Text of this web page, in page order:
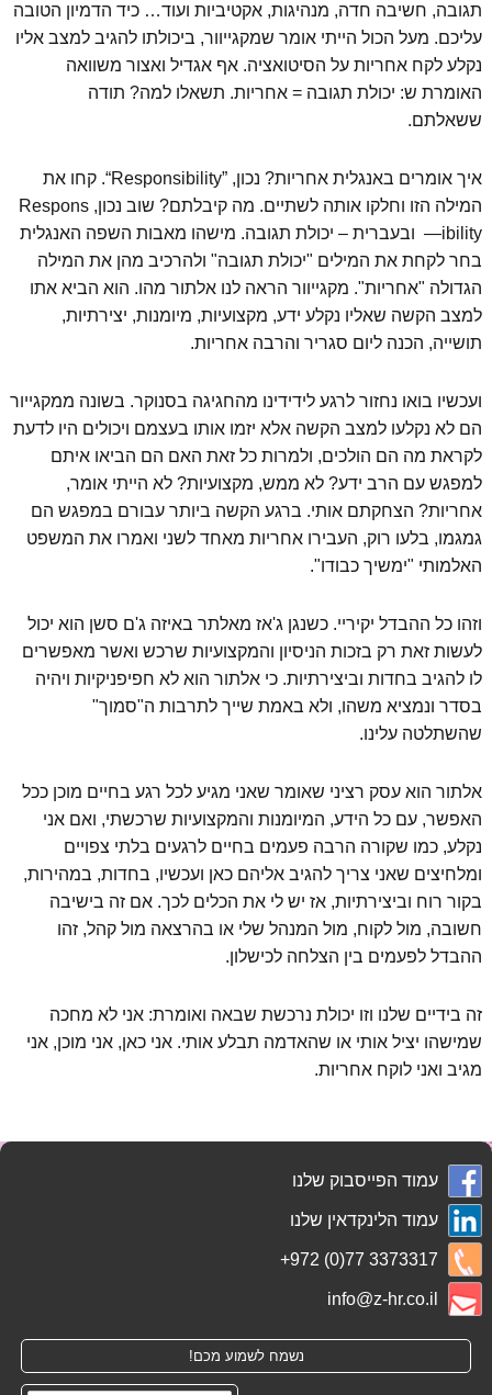
תגובה, חשיבה חדה, מנהיגות, אקטיביות ועוד… כיד הדמיון הטובה
עליכם. מעל הכול הייתי אומר שמקגייוור, ביכולתו להגיב למצב אליו
נקלע לקח אחריות על הסיטואציה. אף אגדיל ואצור משוואה
האומרת ש: יכולת תגובה = אחריות. תשאלו למה? תודה
ששאלתם.
איך אומרים באנגלית אחריות? נכון, ”Responsibility“. קחו את
המילה הזו וחלקו אותה לשתיים. מה קיבלתם? שוב נכון, Respons
—ibility ובעברית – יכולת תגובה. מישהו מאבות השפה האנגלית
בחר לקחת את המילים "יכולת תגובה" ולהרכיב מהן את המילה
הגדולה "אחריות". מקגייוור הראה לנו אלתור מהו. הוא הביא אתו
למצב הקשה שאליו נקלע ידע, מקצועיות, מיומנות, יצירתיות,
תושייה, הכנה ליום סגריר והרבה אחריות.
ועכשיו בואו נחזור לרגע לידידינו מהחגיגה בסנוקר. בשונה ממקגייור
הם לא נקלעו למצב הקשה אלא יזמו אותו בעצמם ויכולים היו לדעת
לקראת מה הם הולכים, ולמרות כל זאת האם הם הביאו איתם
למפגש עם הרב ידע? לא ממש, מקצועיות? לא הייתי אומר,
אחריות? הצחקתם אותי. ברגע הקשה ביותר עבורם במפגש הם
גמגמו, בלעו רוק, העבירו אחריות מאחד לשני ואמרו את המשפט
האלמותי "ימשיך כבודו".
וזהו כל ההבדל יקיריי. כשנגן ג'אז מאלתר באיזה ג'ם סשן הוא יכול
לעשות זאת רק בזכות הניסיון והמקצועיות שרכש ואשר מאפשרים
לו להגיב בחדות וביצירתיות. כי אלתור הוא לא חפיפניקיות ויהיה
בסדר ונמציא משהו, ולא באמת שייך לתרבות ה"סמוך"
שהשתלטה עלינו.
אלתור הוא עסק רציני שאומר שאני מגיע לכל רגע בחיים מוכן ככל
האפשר, עם כל הידע, המיומנות והמקצועיות שרכשתי, ואם אני
נקלע, כמו שקורה הרבה פעמים בחיים לרגעים בלתי צפויים
ומלחיצים שאני צריך להגיב אליהם כאן ועכשיו, בחדות, במהירות,
בקור רוח וביצירתיות, אז יש לי את הכלים לכך. אם זה בישיבה
חשובה, מול לקוח, מול המנהל שלי או בהרצאה מול קהל, זהו
ההבדל לפעמים בין הצלחה לכישלון.
זה בידיים שלנו וזו יכולת נרכשת שבאה ואומרת: אני לא מחכה
שמישהו יציל אותי או שהאדמה תבלע אותי. אני כאן, אני מוכן, אני
מגיב ואני לוקח אחריות.
עמוד הפייסבוק שלנו
עמוד הלינקדאין שלנו
+972 (0)77 3373317
info@z-hr.co.il
נשמח לשמוע מכם!